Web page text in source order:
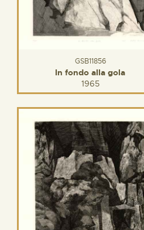
GSB11856
In fondo alla gola
1965